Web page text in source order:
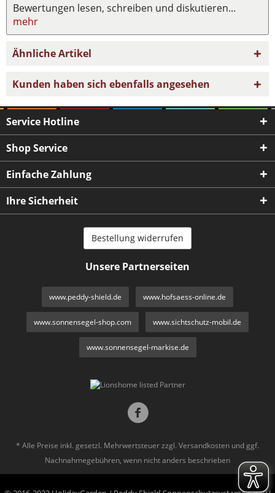
Bewertungen lesen, schreiben und diskutieren...
mehr
Ähnliche Artikel
Kunden haben sich ebenfalls angesehen
Service Hotline
Shop Service
Einfache Zahlung
Ihre Sicherheit
Bestellung widerrufen
Unsere Partnerseiten
www.peddy-shield.de www.hofsaess-online.de
www.sonnensegel-shop.com www.sichtschutz-mobil.de
www.sonnensegel-markise.de
* Alle Preise inkl. gesetzl. Mehrwertsteuer zzgl. Versandkosten und ggf.
Nachnahmegebühren, wenn nicht anders beschrieben